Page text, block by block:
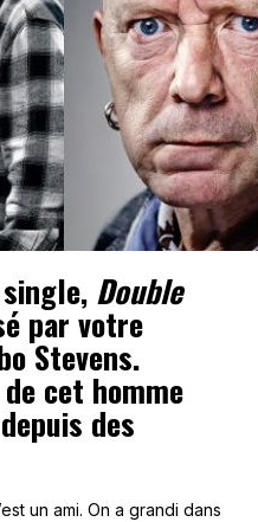
Double
par votre
Stevens.
cet homme
des
un ami. On a grandi dans